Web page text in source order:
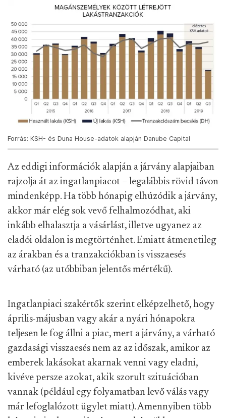
Forrás: KSH- és Duna House-adatok alapján Danube Capital
Az eddigi információk alapján a járvány alapjaiban
rajzolja át az ingatlanpiacot – legalábbis rövid távon
mindenképp. Ha több hónapig elhúzódik a járvány,
akkor már elég sok vevő felhalmozódhat, aki
inkább elhalasztja a vásárlást, illetve ugyanez az
eladói oldalon is megtörténhet. Emiatt átmenetileg
az árakban és a tranzakciókban is visszaesés
várható (az utóbbiban jelentős mértékű).
Ingatlanpiaci szakértők szerint elképzelhető, hogy
április-májusban vagy akár a nyári hónapokra
teljesen le fog állni a piac, mert a járvány, a várható
gazdasági visszaesés nem az az időszak, amikor az
emberek lakásokat akarnak venni vagy eladni,
kivéve persze azokat, akik szorult szituációban
vannak (például egy folyamatban levő válás vagy
már lefoglalózott ügylet miatt). Amennyiben több